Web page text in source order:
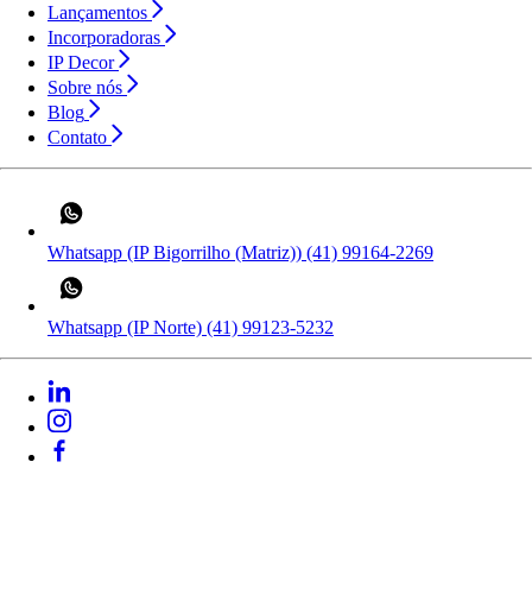
Lançamentos
Incorporadoras
IP Decor
Sobre nós
Blog
Contato
Whatsapp (IP Bigorrilho (Matriz)) (41) 99164-2269
Whatsapp (IP Norte) (41) 99123-5232